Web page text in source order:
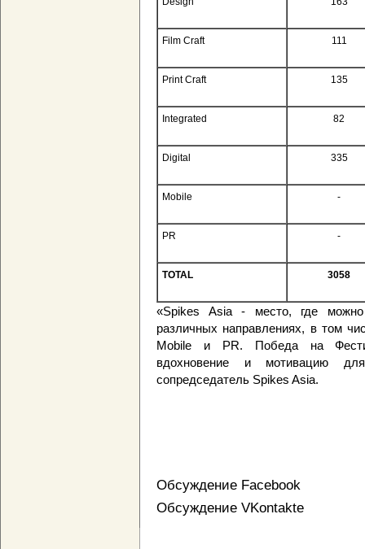
Film Craft 111
Print Craft 135
Integrated 82
Digital 335
Mobile -
PR -
TOTAL 3058
«Spikes Asia - место, где можно
различных направлениях, в том
Mobile и PR. Победа на
вдохновение и мотивацию
сопредседатель Spikes Asia.
Обсуждение Facebook
Обсуждение VKontakte